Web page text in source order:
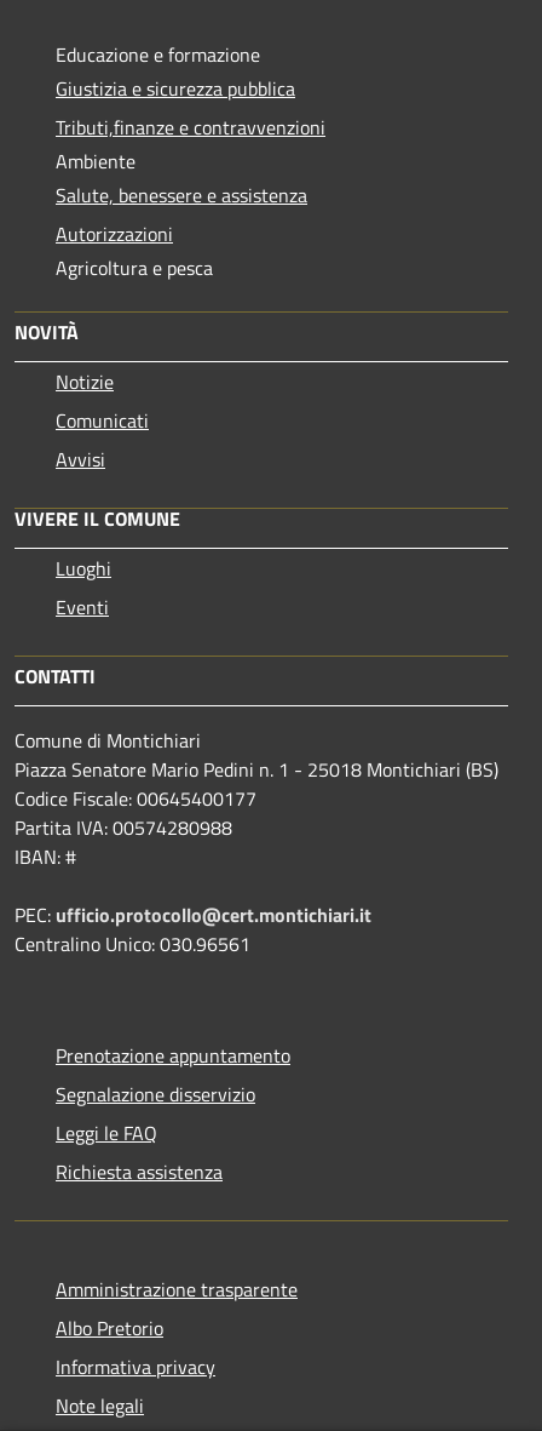
Educazione e formazione
Giustizia e sicurezza pubblica
Tributi,finanze e contravvenzioni
Ambiente
Salute, benessere e assistenza
Autorizzazioni
Agricoltura e pesca
NOVITÀ
Notizie
Comunicati
Avvisi
VIVERE IL COMUNE
Luoghi
Eventi
CONTATTI
Comune di Montichiari
Piazza Senatore Mario Pedini n. 1 - 25018 Montichiari (BS)
Codice Fiscale: 00645400177
Partita IVA: 00574280988
IBAN: #
PEC: ufficio.protocollo@cert.montichiari.it
Centralino Unico: 030.96561
Prenotazione appuntamento
Segnalazione disservizio
Leggi le FAQ
Richiesta assistenza
Amministrazione trasparente
Albo Pretorio
Informativa privacy
Note legali